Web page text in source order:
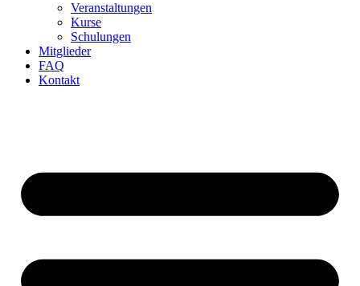
Veranstaltungen
Kurse
Schulungen
Mitglieder
FAQ
Kontakt